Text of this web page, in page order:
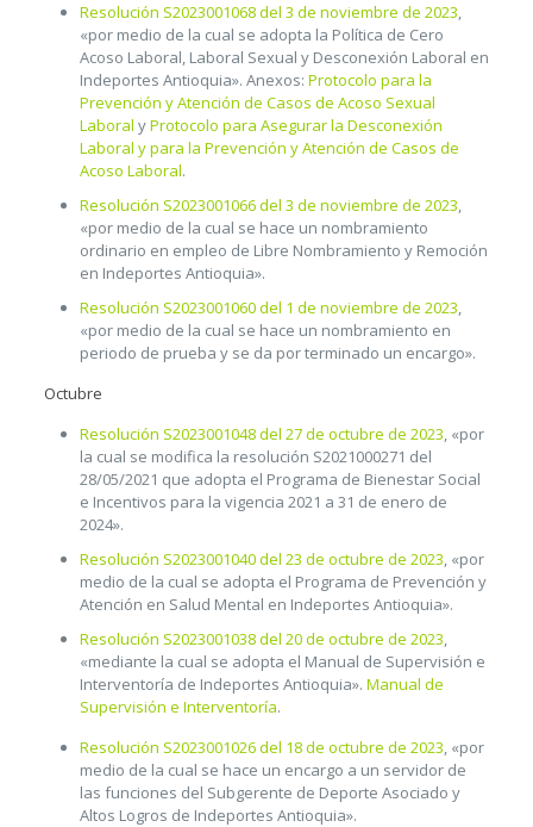
Resolución S2023001068 del 3 de noviembre de 2023,
«por medio de la cual se adopta la Política de Cero
Acoso Laboral, Laboral Sexual y Desconexión Laboral en
Indeportes Antioquia». Anexos: Protocolo para la
Prevención y Atención de Casos de Acoso Sexual
Laboral yProtocolo para Asegurar la Desconexión
Laboral y para la Prevención y Atención de Casos de
Acoso Laboral.
Resolución S2023001066 del 3 de noviembre de 2023,
«por medio de la cual se hace un nombramiento
ordinario en empleo de Libre Nombramiento y Remoción
en Indeportes Antioquia».
Resolución S2023001060 del 1 de noviembre de 2023,
«por medio de la cual se hace un nombramiento en
periodo de prueba y se da por terminado un encargo».
Octubre
Resolución S2023001048 del 27 de octubre de 2023, «por
la cual se modifica la resolución S2021000271 del
28/05/2021 que adopta el Programa de Bienestar Social
e Incentivos para la vigencia 2021 a 31 de enero de
2024».
Resolución S2023001040 del 23 de octubre de 2023, «por
medio de la cual se adopta el Programa de Prevención y
Atención en Salud Mental en Indeportes Antioquia».
Resolución S2023001038 del 20 de octubre de 2023,
«mediante la cual se adopta el Manual de Supervisión e
Interventoría de Indeportes Antioquia». Manual de
Supervisión e Interventoría.
Resolución S2023001026 del 18 de octubre de 2023, «por
medio de la cual se hace un encargo a un servidor de
las funciones del Subgerente de Deporte Asociado y
Altos Logros de Indeportes Antioquia».